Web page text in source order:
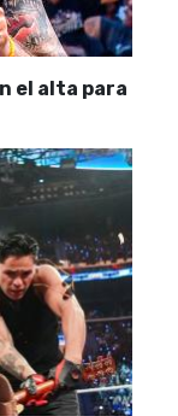
el alta para